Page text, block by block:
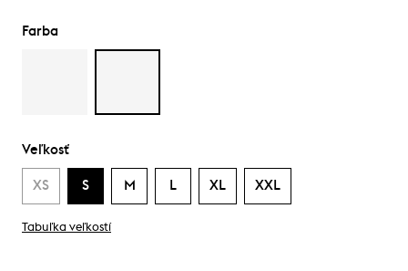
Farba
Veľkosť
XS S M L XL XXL
Tabuľka veľkostí